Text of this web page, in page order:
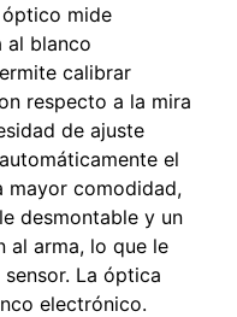
mide
al blanco
calibrar
respecto a la mira
de ajuste
el
mayor comodidad,
desmontable y un
al arma, lo que le
La óptica
electrónico.